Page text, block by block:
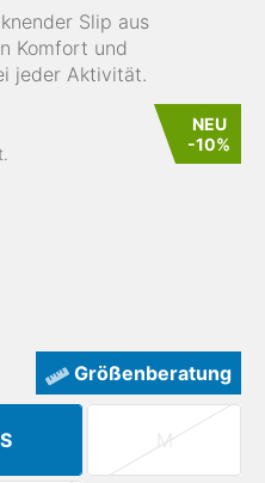
Slip aus
Komfort und
jeder Aktivität.
NEU
-10%
Größenberatung
S M